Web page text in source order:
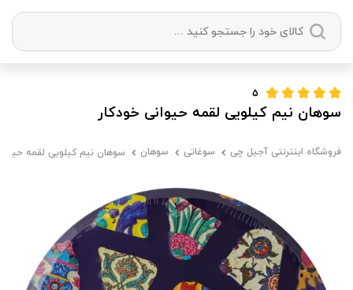
دسته بندی ها
آجیل میوه خشک زعفران خشکبار
فروشگاه اینترنتی آجیل چی سوغاتی سوهان سوهان نیم کیلویی لقمه
5
سوهان نیم کیلویی لقمه حیوانی خودکار